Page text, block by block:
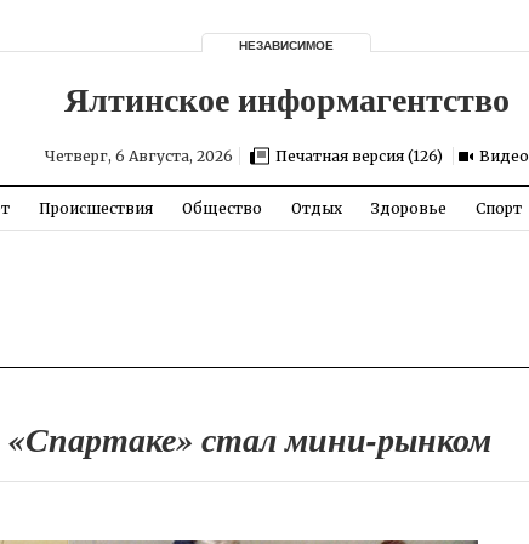
НЕЗАВИСИМОЕ
Четверг, 6 Августа, 2026 Печатная версия (126) Видео
Происшествия Общество Отдых Здоровье Спорт
«Спартаке» стал мини-рынком